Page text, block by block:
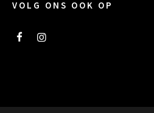
VOLG ONS OOK OP